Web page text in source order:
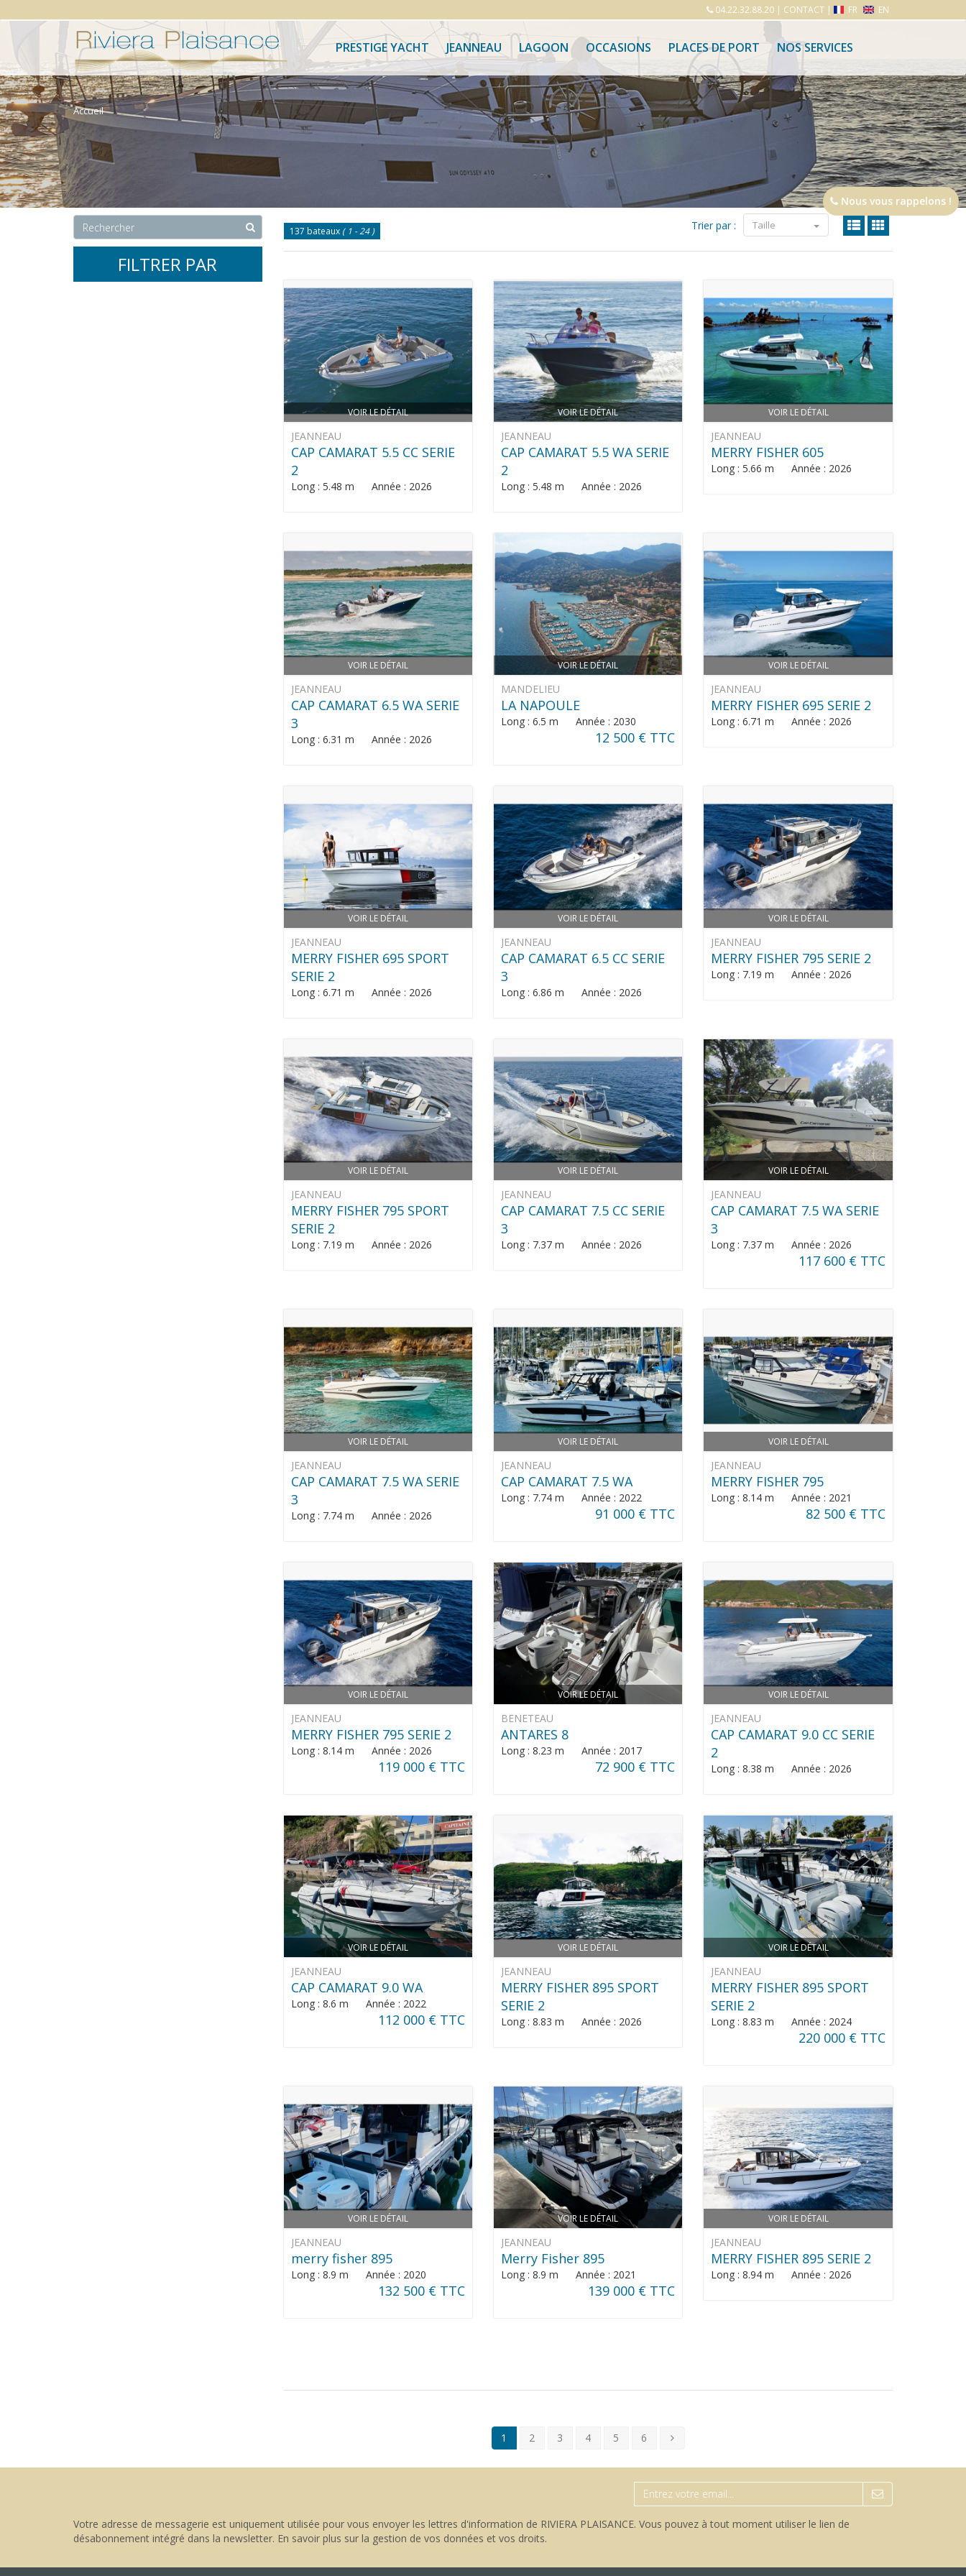
04.22.32.88.20| CONTACT| FR EN
PRESTIGE YACHT JEANNEAU LAGOON OCCASIONS PLACES DE PORT NOS SERVICES
Accueil
FILTRER PAR
137 bateaux ( 1 - 24 ) Trier par : Taille
VOIR LE DÉTAIL
JEANNEAU
CAP CAMARAT 5.5 CC SERIE
2
Long : 5.48 m Année : 2026
VOIR LE DÉTAIL
JEANNEAU
CAP CAMARAT 5.5 WA SERIE
2
Long : 5.48 m Année : 2026
VOIR LE DÉTAIL
JEANNEAU
MERRY FISHER 605
Long : 5.66 m Année : 2026
VOIR LE DÉTAIL
JEANNEAU
CAP CAMARAT 6.5 WA SERIE
3
Long : 6.31 m Année : 2026
VOIR LE DÉTAIL
MANDELIEU
LA NAPOULE
Long : 6.5 m Année : 2030
12 500 € TTC
VOIR LE DÉTAIL
JEANNEAU
MERRY FISHER 695 SERIE 2
Long : 6.71 m Année : 2026
VOIR LE DÉTAIL
JEANNEAU
MERRY FISHER 695 SPORT
SERIE 2
Long : 6.71 m Année : 2026
VOIR LE DÉTAIL
JEANNEAU
CAP CAMARAT 6.5 CC SERIE
3
Long : 6.86 m Année : 2026
VOIR LE DÉTAIL
JEANNEAU
MERRY FISHER 795 SERIE 2
Long : 7.19 m Année : 2026
VOIR LE DÉTAIL
JEANNEAU
MERRY FISHER 795 SPORT
SERIE 2
Long : 7.19 m Année : 2026
VOIR LE DÉTAIL
JEANNEAU
CAP CAMARAT 7.5 CC SERIE
3
Long : 7.37 m Année : 2026
VOIR LE DÉTAIL
JEANNEAU
CAP CAMARAT 7.5 WA SERIE
3
Long : 7.37 m Année : 2026
117 600 € TTC
VOIR LE DÉTAIL
JEANNEAU
CAP CAMARAT 7.5 WA SERIE
3
Long : 7.74 m Année : 2026
VOIR LE DÉTAIL
JEANNEAU
CAP CAMARAT 7.5 WA
Long : 7.74 m Année : 2022
91 000 € TTC
VOIR LE DÉTAIL
JEANNEAU
MERRY FISHER 795
Long : 8.14 m Année : 2021
82 500 € TTC
VOIR LE DÉTAIL
JEANNEAU
MERRY FISHER 795 SERIE 2
Long : 8.14 m Année : 2026
119 000 € TTC
VOIR LE DÉTAIL
BENETEAU
ANTARES 8
Long : 8.23 m Année : 2017
72 900 € TTC
VOIR LE DÉTAIL
JEANNEAU
CAP CAMARAT 9.0 CC SERIE
2
Long : 8.38 m Année : 2026
VOIR LE DÉTAIL
JEANNEAU
CAP CAMARAT 9.0 WA
Long : 8.6 m Année : 2022
112 000 € TTC
VOIR LE DÉTAIL
JEANNEAU
MERRY FISHER 895 SPORT
SERIE 2
Long : 8.83 m Année : 2026
VOIR LE DÉTAIL
JEANNEAU
MERRY FISHER 895 SPORT
SERIE 2
Long : 8.83 m Année : 2024
220 000 € TTC
VOIR LE DÉTAIL
JEANNEAU
merry fisher 895
Long : 8.9 m Année : 2020
132 500 € TTC
VOIR LE DÉTAIL
JEANNEAU
Merry Fisher 895
Long : 8.9 m Année : 2021
139 000 € TTC
VOIR LE DÉTAIL
JEANNEAU
MERRY FISHER 895 SERIE 2
Long : 8.94 m Année : 2026
1 2 3 4 5 6
Votre adresse de messagerie est uniquement utilisée pour vous envoyer les lettres d'information de RIVIERA PLAISANCE. Vous pouvez à tout moment utiliser le lien de
désabonnement intégré dans la newsletter. En savoir plus sur la gestion de vos données et vos droits.
Nous vous rappelons !